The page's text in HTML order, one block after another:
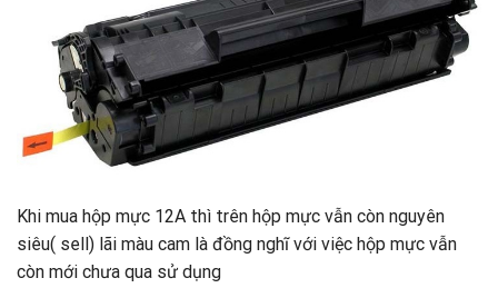
Khi mua hộp mực 12A thì trên hộp mực vẫn còn nguyên
siêu( sell) lãi màu cam là đồng nghĩ với việc hộp mực vẫn
còn mới chưa qua sử dụng